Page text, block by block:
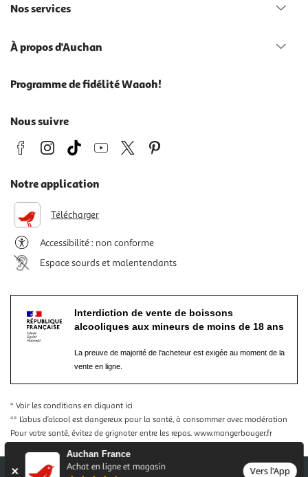
Auchan France
Achat en ligne et magasin
Vers l'App
Nos services
À propos d'Auchan
Programme de fidélité Waaoh!
Nous suivre
Notre application
Télécharger
Accessibilité : non conforme
Espace sourds et malentendants
Interdiction de vente de boissons
alcooliques aux mineurs de moins de 18 ans
La preuve de majorité de l'acheteur est exigée au moment de la
vente en ligne.
* Voir les conditions en cliquant ici
** L’abus d’alcool est dangereux pour la santé, à consommer avec modération
Pour votre santé, évitez de grignoter entre les repas. www.mangerbouger.fr